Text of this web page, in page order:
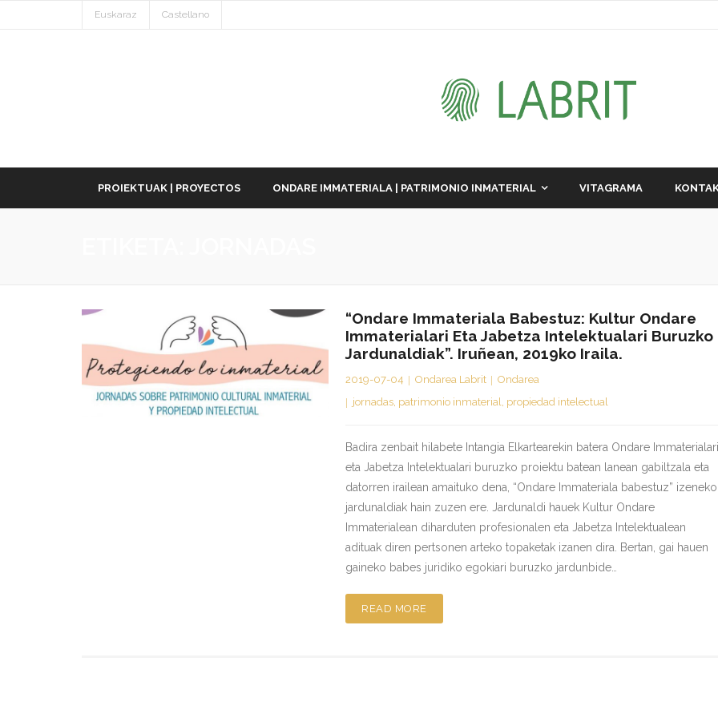
Euskaraz Castellano
PROIEKTUAK | PROYECTOS ONDARE IMMATERIALA | PATRIMONIO INMATERIAL VITAGRAMA
“Ondare Immateriala Babestuz: Kultur Ondare
Immaterialari Eta Jabetza Intelektualari Buruzko
Jardunaldiak”. Iruñean, 2019ko Iraila.
2019-07-04 Ondarea Labrit
Ondarea
jornadas, patrimonio inmaterial, propiedad intelectual
Badira zenbait hilabete Intangia Elkartearekin batera Ondare Immaterialari
eta Jabetza Intelektualari buruzko proiektu batean lanean gabiltzala eta
datorren irailean amaituko dena, “Ondare Immateriala babestuz” izeneko
jardunaldiak hain zuzen ere. Jardunaldi hauek Kultur Ondare
Immaterialean diharduten profesionalen eta Jabetza Intelektualean
adituak diren pertsonen arteko topaketak izanen dira. Bertan, gai hauen
gaineko babes juridiko egokiari buruzko jardunbide…
READ MORE